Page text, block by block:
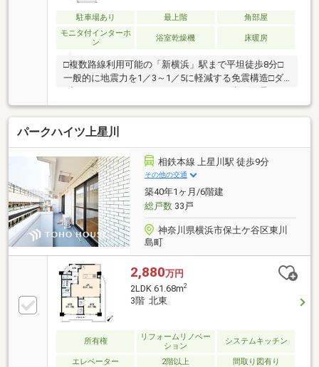
駐車場あり 最上階
角部屋
モニタ付インターホ
ン
浴室乾燥機 床暖房
□複数路線利用可能の「新横浜」駅まで平坦徒歩8分□
一般的に地震力を1／3～1／5に軽減する免震構造□ダ
テムを採用 ■３方角部屋（南東・南西・北西）でプ
ライバシー性の高い部屋位置■横浜市市街地環境設計
制度採用の15階建て最上階■ワイドサッシを採用した
開放感のあるLDKは約17.1帖■ウォークインクローゼッ
ト付きのゆとりある間取り■LDにはTES式（ガス温
水）床暖房を採用■生ごみ処理機ディスポーザー付
き。清潔で快適なキッチンを保ちます♪■雨の日の洗濯
に便利な浴室換気乾燥機付き■家中の水を浄水にして
供給する「オール浄化システム」
パークハイツ上星川
相鉄本線 上星川駅 徒歩9分
その他の交通
築40年1ヶ月/6階建
総戸数33戸
神奈川県横浜市保土ケ谷区東川
島町
2,880万円
2LDK 61.68m2
3階 北東
所有権
リフォームリノベー
ション
システムキッチン
エレベーター 2階以上 間取り図有り